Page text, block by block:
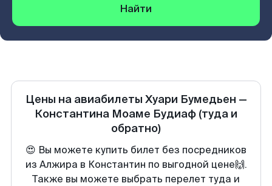
Найти
Цены на авиабилеты Хуари Бумедьен —
Константина Моаме Будиаф (туда и
обратно)
😍 Вы можете купить билет без посредников
из Алжира в Константин по выгодной цене🙌.
Также вы можете выбрать перелет туда и